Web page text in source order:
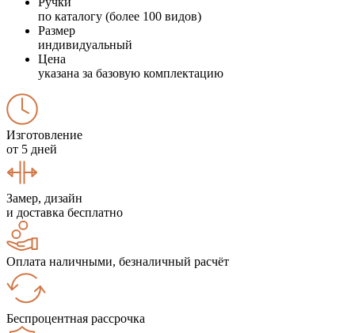
по каталогу (более 100 видов)
Размер
индивидуальный
Цена
указана за базовую комплектацию
Изготовление
от 5 дней
Замер, дизайн
и доставка бесплатно
Оплата наличными, безналичный расчёт
Беспроцентная рассрочка